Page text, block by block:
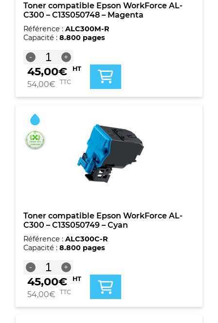
Toner compatible Epson WorkForce AL-
C300 – C13S050748 – Magenta
Référence : ALC300M-R
Capacité : 8.800 pages
-
quantité
de
Toner
compatible
Epson
WorkForce
C300
-
C13S050748
-
+
45,00€ HT
54,00€ TTC
Toner compatible Epson WorkForce AL-
C300 – C13S050749 – Cyan
Référence : ALC300C-R
Capacité : 8.800 pages
-
quantité
de
Toner
compatible
Epson
WorkForce
+
45,00€ HT
54,00€ TTC